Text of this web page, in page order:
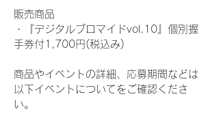
販売商品
・『デジタルブロマイドvol.10』個別握
手券付1,700円(税込み)
商品やイベントの詳細、応募期間などは
以下イベントについてをご確認くださ
い。